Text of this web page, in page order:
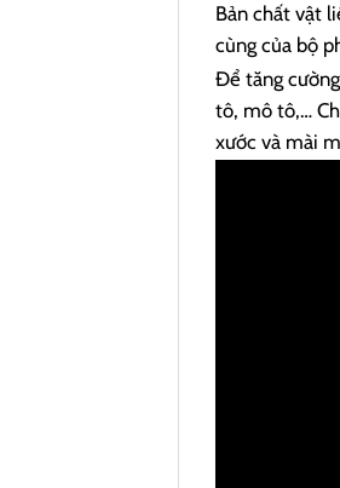
Bản chất vật
cùng của bộ
Để tăng
tô, mô tô,…
xước và mài